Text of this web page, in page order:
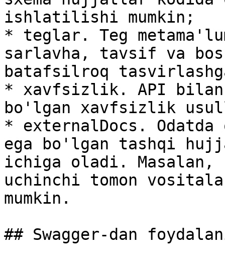
ishlatilishi mumkin;
* teglar. Teg
sarlavha, tavsif va
batafsilroq
* xavfsizlik. API
bo'lgan xavfsizlik
* externalDocs. Odatda
ega bo'lgan tashqi
ichiga oladi. Masalan,
uchinchi tomon
mumkin.
## Swagger-dan